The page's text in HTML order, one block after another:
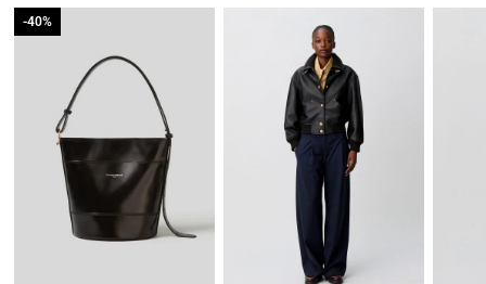
-40%
-40%